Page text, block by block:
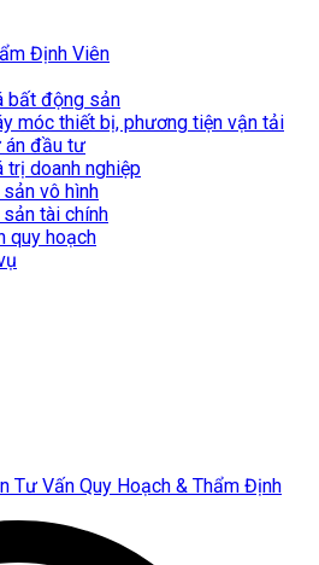
Định Viên
bất động sản
móc thiết bị, phương tiện vận tải
án đầu tư
trị doanh nghiệp
vô hình
tài chính
quy hoạch